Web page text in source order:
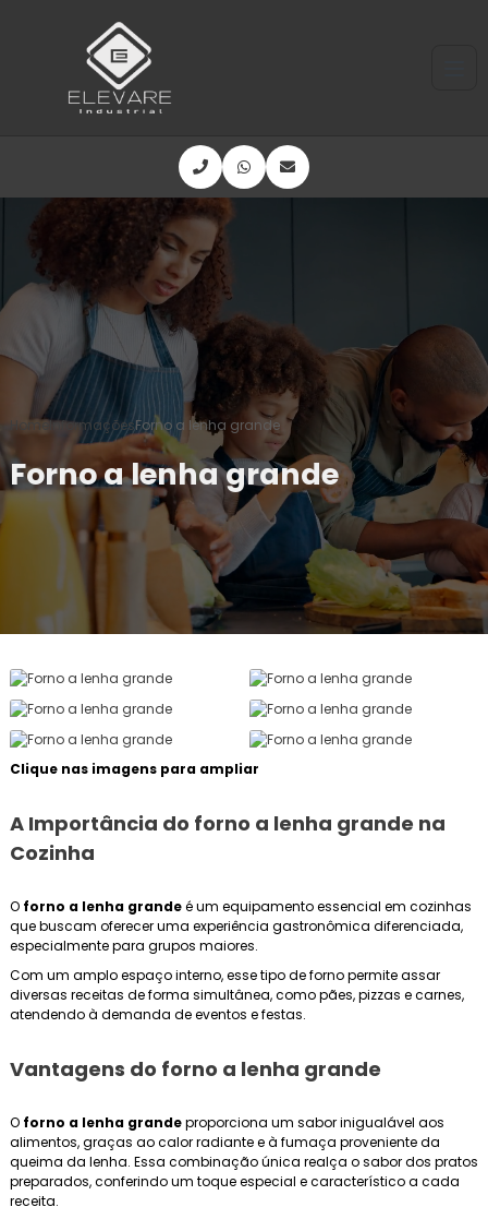
HomeInformaçõesForno a lenha grande
Forno a lenha grande
Clique nas imagens para ampliar
A Importância do forno a lenha grande na
Cozinha
O forno a lenha grandeé um equipamento essencial em cozinhas
que buscam oferecer uma experiência gastronômica diferenciada,
especialmente para grupos maiores.
Com um amplo espaço interno, esse tipo de forno permite assar
diversas receitas de forma simultânea, como pães, pizzas e carnes,
atendendo à demanda de eventos e festas.
Vantagens do forno a lenha grande
O forno a lenha grandeproporciona um sabor inigualável aos
alimentos, graças ao calor radiante e à fumaça proveniente da
queima da lenha. Essa combinação única realça o sabor dos pratos
preparados, conferindo um toque especial e característico a cada
receita.